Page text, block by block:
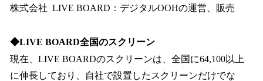
株式会社 LIVE BOARD：デジタルOOHの運営、販売
◆LIVE BOARD全国のスクリーン
現在、LIVE BOARDのスクリーンは、全国に64,100以上
に伸長しており、自社で設置したスクリーンだけでな